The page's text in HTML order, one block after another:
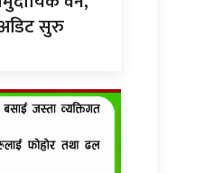
सुरु